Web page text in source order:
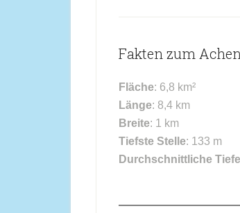
Fakten zum
Fläche: 6,8 km²
Länge: 8,4 km
Breite: 1 km
Tiefste Stelle: 133 m
Durchschnittliche Tiefe